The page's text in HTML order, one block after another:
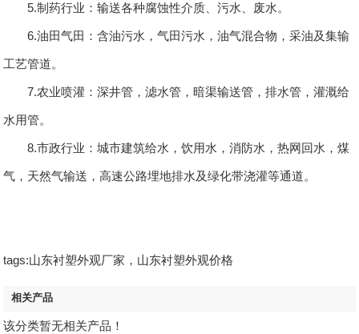
5.制药行业：输送各种腐蚀性介质、污水、废水。
6.油田气田：含油污水，气田污水，油气混合物，采油及集输
工艺管道。
7.农业喷灌：深井管，滤水管，暗渠输送管，排水管，灌溉给
水用管。
8.市政行业：城市建筑给水，饮用水，消防水，热网回水，煤
气，天然气输送，高速公路埋地排水及绿化带浇灌等通道。
tags:山东衬塑外观厂家，山东衬塑外观价格
相关产品
该分类暂无相关产品！